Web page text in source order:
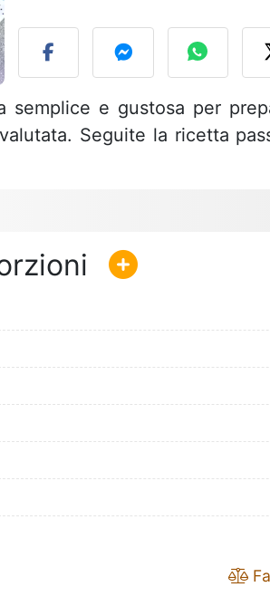
e gustosa per
Seguite la ricetta